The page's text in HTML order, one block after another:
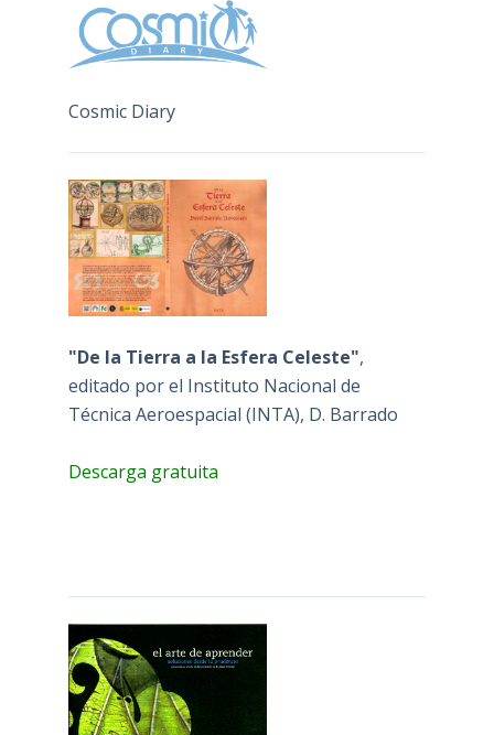
Cosmic Diary
"De la Tierra a la Esfera Celeste",
editado por el Instituto Nacional de
Técnica Aeroespacial (INTA), D. Barrado
Descarga gratuita